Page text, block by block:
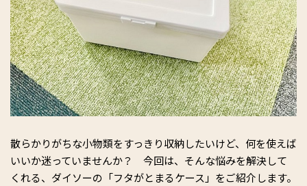
散らかりがちな小物類をすっきり収納したいけど、何を使えば
いいか迷っていませんか？ 今回は、そんな悩みを解決して
くれる、ダイソーの「フタがとまるケース」をご紹介します。